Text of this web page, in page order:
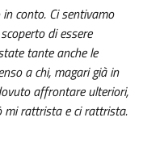
conto. Ci sentivamo
di essere
tante anche le
a chi, magari già in
affrontare ulteriori,
mi rattrista e ci rattrista.